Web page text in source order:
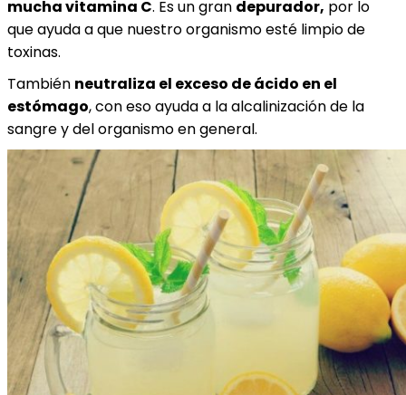
mucha vitamina C. Es un gran depurador, por lo
que ayuda a que nuestro organismo esté limpio de
toxinas.
También neutraliza el exceso de ácido en el
estómago, con eso ayuda a la alcalinización de la
sangre y del organismo en general.